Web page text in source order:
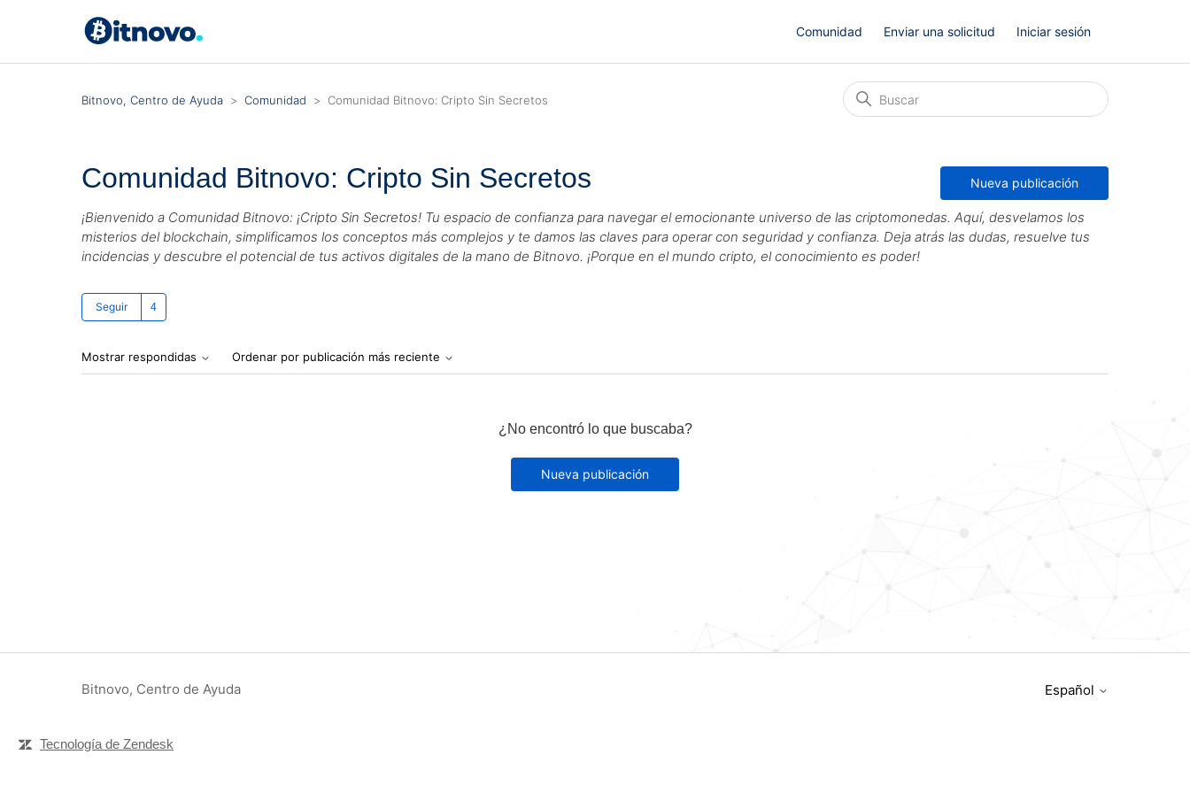
Comunidad Enviar una solicitud Iniciar sesión
Bitnovo, Centro de Ayuda Comunidad Comunidad Bitnovo: Cripto Sin Secretos
Comunidad Bitnovo: Cripto Sin Secretos Nueva publicación
¡Bienvenido a Comunidad Bitnovo: ¡Cripto Sin Secretos! Tu espacio de confianza para navegar el emocionante universo de las criptomonedas. Aquí, desvelamos los
misterios del blockchain, simplificamos los conceptos más complejos y te damos las claves para operar con seguridad y confianza. Deja atrás las dudas, resuelve tus
incidencias y descubre el potencial de tus activos digitales de la mano de Bitnovo. ¡Porque en el mundo cripto, el conocimiento es poder!
Seguir
Mostrar respondidas Ordenar por publicación más reciente
¿No encontró lo que buscaba?
Nueva publicación
Bitnovo, Centro de Ayuda Español
Tecnología de Zendesk